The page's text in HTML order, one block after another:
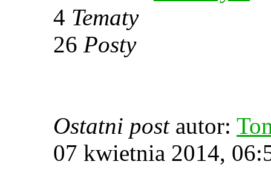
4 Tematy
26 Posty
Ostatni postautor:
07 kwietnia 2014,